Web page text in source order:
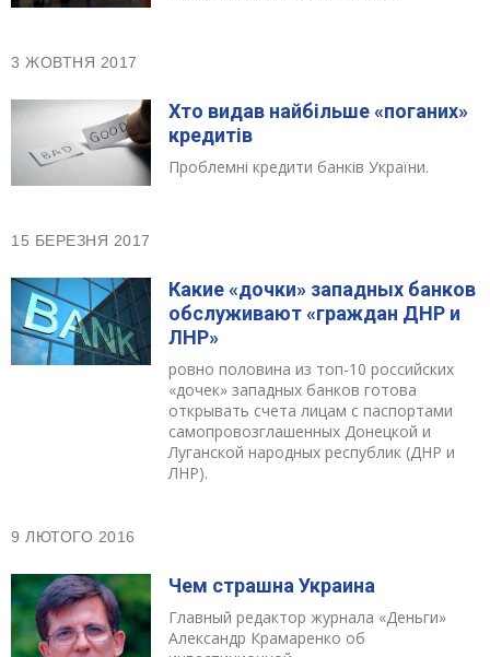
3 ЖОВТНЯ 2017
Хто видав найбільше «поганих»
кредитів
Проблемні кредити банків України.
15 БЕРЕЗНЯ 2017
Какие «дочки» западных банков
обслуживают «граждан ДНР и
ЛНР»
ровно половина из топ-10 российских
«дочек» западных банков готова
открывать счета лицам с паспортами
самопровозглашенных Донецкой и
Луганской народных республик (ДНР и
ЛНР).
9 ЛЮТОГО 2016
Чем страшна Украина
Главный редактор журнала «Деньги»
Александр Крамаренко об